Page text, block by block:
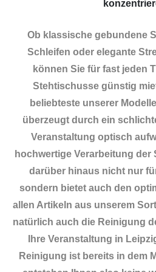
Ob klassische gebundene
Schleifen oder elegante
können Sie für fast jeden
Stehtischusse günstig
beliebteste unserer
überzeugt durch ein
Veranstaltung optisch
hochwertige Verarbeitung
darüber hinaus nicht nur
sondern bietet auch den
allen Artikeln aus unserem
natürlich auch die Reinigung
Ihre Veranstaltung in
Reinigung ist bereits in dem